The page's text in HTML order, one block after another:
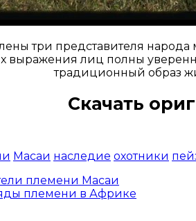
три представителя
выражения лиц полны
традиционный образ
Скачать
Масаи наследие охотники
племени Масаи
племени в Африке